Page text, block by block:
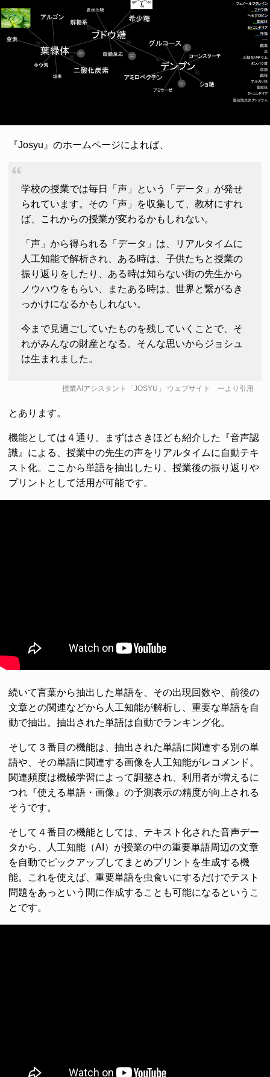
『Josyu』のホームページによれば、
学校の授業では毎日「声」という「データ」が発せ
られています。その「声」を収集して、教材にすれ
ば、これからの授業が変わるかもしれない。
「声」から得られる「データ」は、リアルタイムに
人工知能で解析され、ある時は、子供たちと授業の
振り返りをしたり、ある時は知らない街の先生から
ノウハウをもらい、またある時は、世界と繋がるき
っかけになるかもしれない。
今まで見過ごしていたものを残していくことで、そ
れがみんなの財産となる。そんな思いからジョシュ
は生まれました。
授業AIアシスタント「JOSYU」 ウェブサイト ーより引用
とあります。
機能としては４通り。まずはさきほども紹介した『音声認
識』による、授業中の先生の声をリアルタイムに自動テキ
スト化。ここから単語を抽出したり、授業後の振り返りや
プリントとして活用が可能です。
続いて言葉から抽出した単語を、その出現回数や、前後の
文章との関連などから人工知能が解析し、重要な単語を自
動で抽出。抽出された単語は自動でランキング化。
そして３番目の機能は、抽出された単語に関連する別の単
語や、その単語に関連する画像を人工知能がレコメンド。
関連頻度は機械学習によって調整され、利用者が増えるに
つれ『使える単語・画像』の予測表示の精度が向上される
そうです。
そして４番目の機能としては、テキスト化された音声デー
タから、人工知能（AI）が授業の中の重要単語周辺の文章
を自動でピックアップしてまとめプリントを生成する機
能。これを使えば、重要単語を虫食いにするだけでテスト
問題をあっという間に作成することも可能になるというこ
とです。